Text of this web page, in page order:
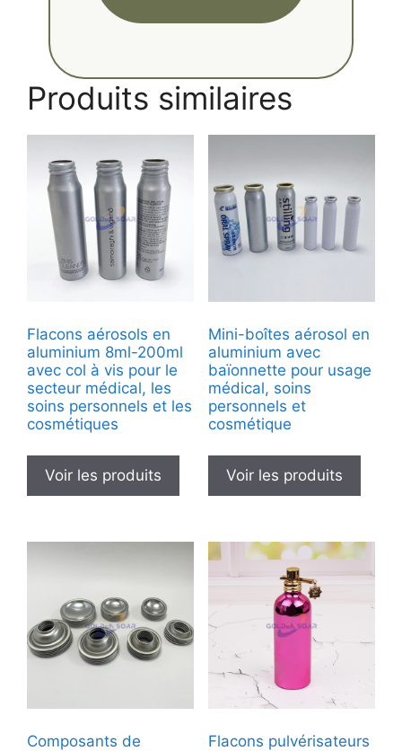
Produits similaires
Flacons aérosols en
aluminium 8ml-200ml
avec col à vis pour le
secteur médical, les
soins personnels et les
cosmétiques
Voir les produits
Mini-boîtes aérosol en
aluminium avec
baïonnette pour usage
médical, soins
personnels et
cosmétique
Voir les produits
Composants de
Flacons pulvérisateurs